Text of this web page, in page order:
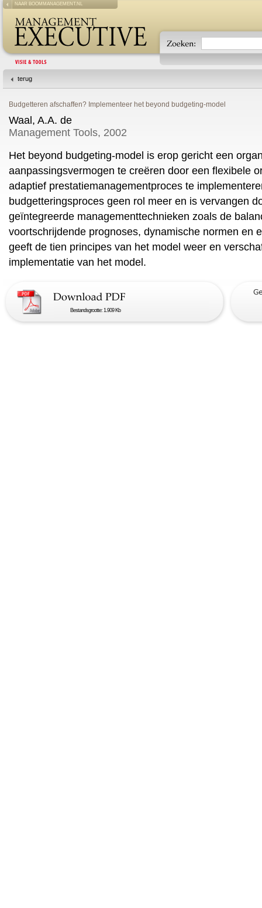
NAAR BOOMMANAGEMENT.NL
terug
Budgetteren afschaffen? Implementeer het beyond budgeting-model
Waal, A.A. de
Management Tools, 2002
Het beyond budgeting-model is erop gericht een
aanpassingsvermogen te creëren door een flexibele
adaptief prestatiemanagementproces te
budgetteringsproces geen rol meer en is vervangen
geïntegreerde managementtechnieken zoals de
voortschrijdende prognoses, dynamische normen en
geeft de tien principes van het model weer en
implementatie van het model.
Bestandsgrootte: 1.909 Kb